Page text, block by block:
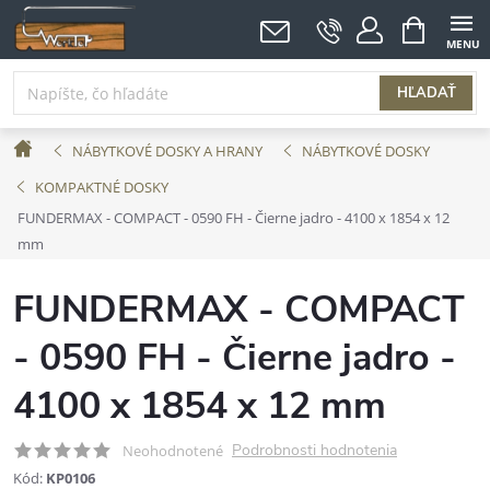
Prejsť
na
obsah
HĽADAŤ
NÁKUPNÝ
KOŠÍK
DomovNÁBYTKOVÉ DOSKY A HRANY
NÁBYTKOVÉ DOSKY
KOMPAKTNÉ DOSKY
FUNDERMAX - COMPACT - 0590 FH - Čierne jadro - 4100 x 1854 x 12
mm
FUNDERMAX - COMPACT
- 0590 FH - Čierne jadro -
4100 x 1854 x 12 mm
Neohodnotené Podrobnosti hodnotenia
Kód: KP0106